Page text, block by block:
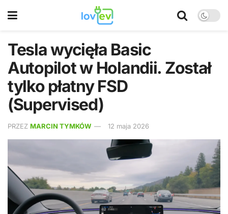
Tesla wycięła Basic
Autopilot w Holandii. Został
tylko płatny FSD
(Supervised)
PRZEZ MARCIN TYMKÓW 12 maja 2026